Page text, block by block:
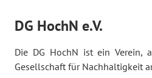
DG HochN e.V.
Die DG HochN ist ein Verein,
Gesellschaft für Nachhaltigkeit